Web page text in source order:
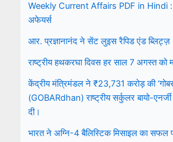
Weekly Current Affairs PDF in Hindi :
अफेयर्स
आर. प्रज्ञानानंद ने सेंट लुइस रैपिड एंड ब्लिट्ज़
राष्ट्रीय हथकरघा दिवस हर साल 7 अगस्त को
केंद्रीय मंत्रिमंडल ने ₹23,731 करोड़ की
(GOBARdhan) राष्ट्रीय सर्कुलर बायो-
दी।
भारत ने अग्नि-4 बैलिस्टिक मिसाइल का सफल